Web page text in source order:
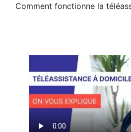
Comment fonctionne la